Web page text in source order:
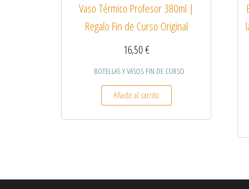
Vaso Térmico Profesor 380ml |
Regalo Fin de Curso Original
16,50€
BOTELLAS Y VASOS FIN DE CURSO
Añadir al carrito